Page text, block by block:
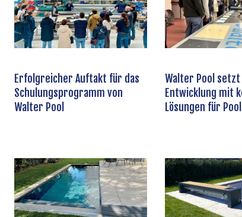
Erfolgreicher Auftakt für das
Schulungsprogramm von
Walter Pool
Walter Pool setzt
Entwicklung mit
Lösungen für